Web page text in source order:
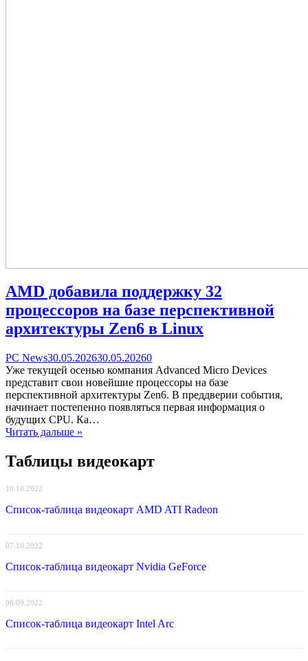
AMD добавила поддержку 32
процессоров на базе перспективной
архитектуры Zen6 в Linux
Categories
PC NewsPosted
on
30.05.202630.05.20260comments
on
AMD
добавила
поддержку
перспективной
в
Уже текущей осенью компания Advanced Micro Devices
представит свои новейшие процессоры на базе
перспективной архитектуры Zen6. В преддверии события,
начинает постепенно появляться первая информация о
будущих CPU. Ка…
Читать дальше »
Таблицы видеокарт
10.10.2022
Список-таблица видеокарт AMD ATI Radeon
07.10.2022
Список-таблица видеокарт Nvidia GeForce
06.09.2022
Список-таблица видеокарт Intel Arc